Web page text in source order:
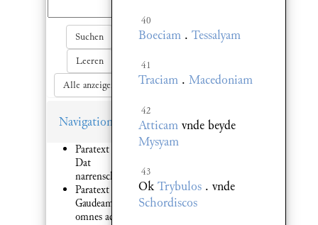
Suchen
Leeren
Alle anzeigen
Navigation
Paratext 1:
Dat
narrenschyp
Paratext 2:
Gaudeamus
omnes ad
40
Boeciam. Tessalyam
41
Traciam. Macedoniam
42
Atticamvnde beyde
Mysyam
43
Ok Trybulos. vnde
Schordiscos